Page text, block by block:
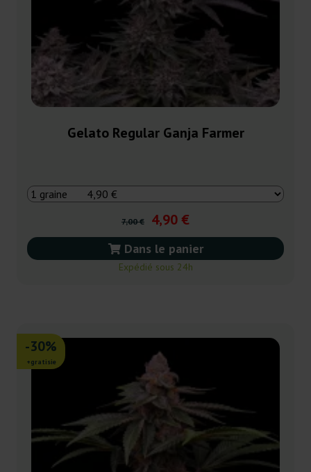
Gelato Regular Ganja Farmer
7,00 € 4,90 €
Dans le panier
Expédié sous 24h
-30%
+gratisie